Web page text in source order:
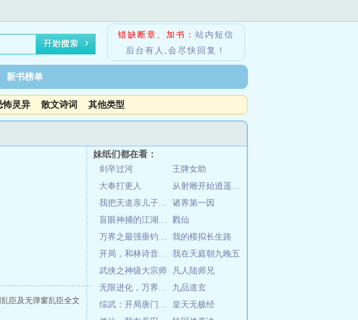
错缺断章、加书： 站内短信
后台有人,会尽快回复！
新书榜单
怖灵异 散文诗词 其他类型
妹纸们都在看：
剑卒过河
王牌女助
大奉打更人
从射雕开始逍遥诸天
我把天道亲儿子养歪了
诸界第一因
盲眼神捕的江湖武侠世界
戮仙
万界之最强垂钓系统
我的模拟长生路
开局，和林诗音结婚
我在天庭朝九晚五
武侠之神级大宗师
凡人陆师兄
无限进化，万界超凡
九品道玄
综武：开局唐门传承
皇天无极经
臣及无弹窗乱臣全文